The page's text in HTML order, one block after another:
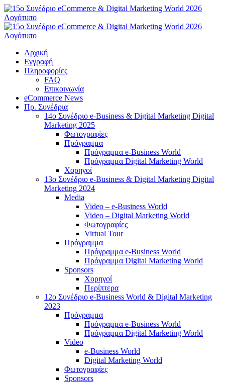
Μετάβαση
στο
περιεχόμενο
Αρχική
Εγγραφή
Πληροφορίες
FAQ
Επικοινωνία
eCommerce News
Πρ. Συνέδρια
14o Συνέδριο e-Business & Digital Marketing Digital
Marketing 2025
Φωτογραφίες
Πρόγραμμα
Πρόγραμμα e-Business World
Πρόγραμμα Digital Marketing World
Χορηγοί
13o Συνέδριο e-Business & Digital Marketing Digital
Marketing 2024
Media
Video – e-Business World
Video – Digital Marketing World
Φωτογραφίες
Virtual Tour
Πρόγραμμα
Πρόγραμμα e-Business World
Πρόγραμμα Digital Marketing World
Sponsors
Χορηγοί
Περίπτερα
12o Συνέδριο e-Business World & Digital Marketing
2023
Πρόγραμμα
Πρόγραμμα e-Business World
Πρόγραμμα Digital Marketing World
Video
e-Business World
Digital Marketing World
Φωτογραφίες
Sponsors